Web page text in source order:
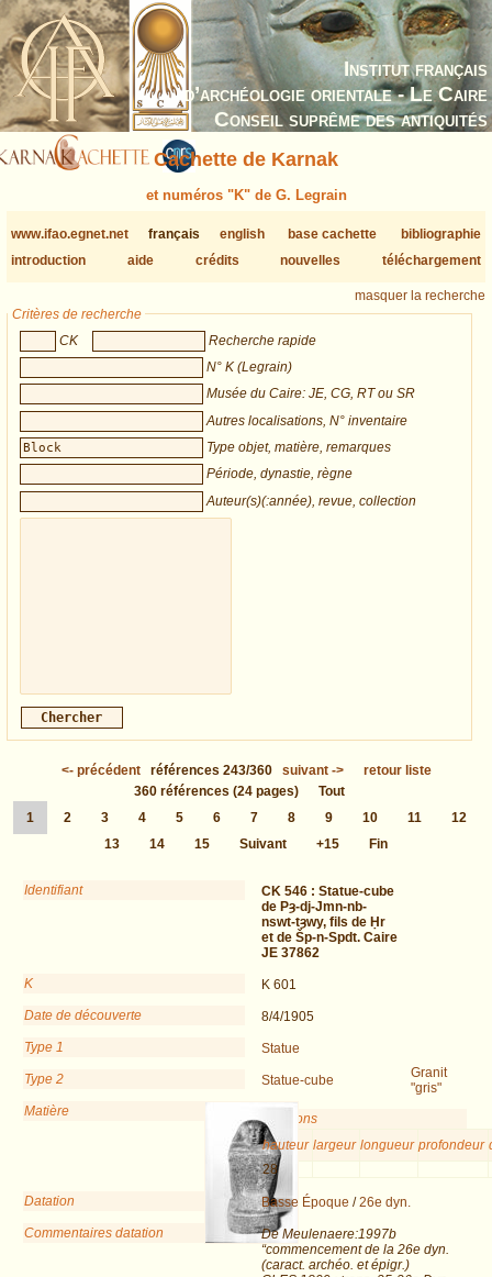
Institut français
d’archéologie orientale - Le Caire
Conseil suprême des antiquités
Cachette de Karnak
et numéros "K" de G. Legrain
www.ifao.egnet.net français english base cachette
bibliographie
introduction
aide crédits nouvelles téléchargement
masquer la recherche
Critères de recherche
CK
Recherche rapide
N° K (Legrain)
Musée du Caire: JE, CG, RT ou SR
Autres localisations, N° inventaire
Type objet, matière, remarques
Période, dynastie, règne
Auteur(s)(:année), revue, collection
<- précédent références 243/360 suivant->
retour liste
360 références (24 pages)
Tout
1
2 3 4 5 6 7 8 9 10 11
12
13
14 15 Suivant +15 Fin
Identifiant CK 546 : Statue-cube
de Pȝ-dj-Jmn-nb-
nswt-tȝwy, fils de Ḥr
et de Šp-n-Spdt. Caire
JE 37862
K
K 601
Date de découverte
8/4/1905
Type 1
Statue
Type 2
Statue-cube
Matière
Granit
"gris"
Dimensions
hauteur largeur longueur profondeur
28
Datation Basse Époque /26e dyn.
Commentaires datation
De Meulenaere:1997b
“commencement de la 26e dyn.
(caract. archéo. et épigr.)